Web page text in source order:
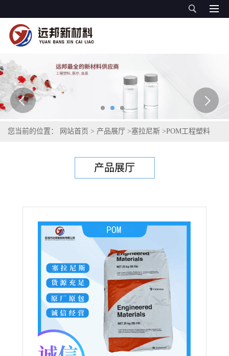
您当前的位置： 网站首页 > 产品展厅 >塞拉尼斯 >POM工程塑料
产品展厅